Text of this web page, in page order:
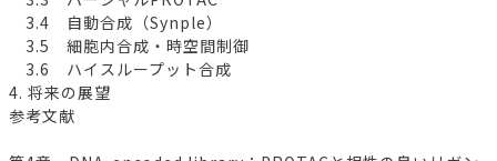
3.4 自動合成（Synple）
3.5 細胞内合成・時空間制御
3.6 ハイスループット合成
4. 将来の展望
参考文献